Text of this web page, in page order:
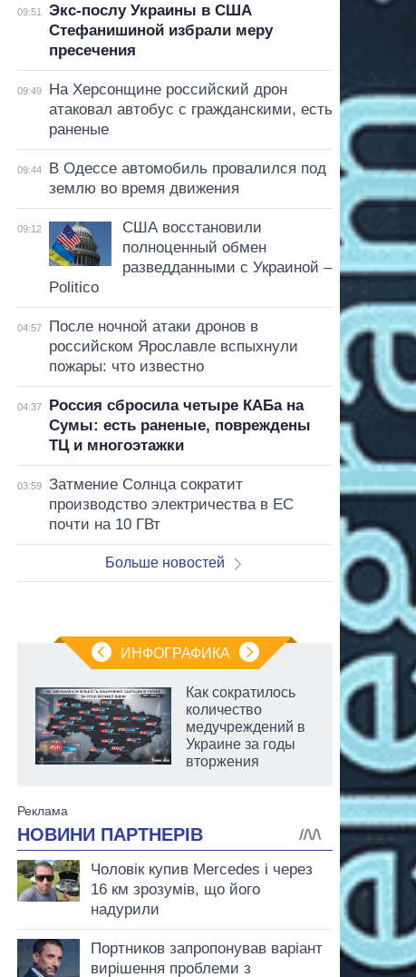
09:51
Экс-послу Украины в США
Стефанишиной избрали меру
пресечения
09:49
На Херсонщине российский дрон
атаковал автобус с гражданскими, есть
раненые
09:44
В Одессе автомобиль провалился под
землю во время движения
09:12
США восстановили
полноценный обмен
разведданными с Украиной –
Politico
04:57
После ночной атаки дронов в
российском Ярославле вспыхнули
пожары: что известно
04:37
Россия сбросила четыре КАБа на
Сумы: есть раненые, повреждены
ТЦ и многоэтажки
03:59
Затмение Солнца сократит
производство электричества в ЕС
почти на 10 ГВт
Больше новостей
ИНФОГРАФИКА
Как сократилось
количество
медучреждений в
Украине за годы
вторжения